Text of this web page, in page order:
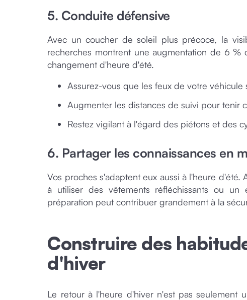
5. Conduite défensive
Avec un coucher de soleil plus précoce, la
recherches montrent une augmentation de 6
changement d'heure d'été.
Assurez-vous que les feux de votre
Augmenter les distances de suivi pour tenir
Restez vigilant à l'égard des piétons et des
6. Partager les connaissances en
Vos proches s'adaptent eux aussi à l'heure
à utiliser des vêtements réfléchissants ou
préparation peut contribuer grandement à la
Construire des
d'hiver
Le retour à l'heure d'hiver n'est pas seulement